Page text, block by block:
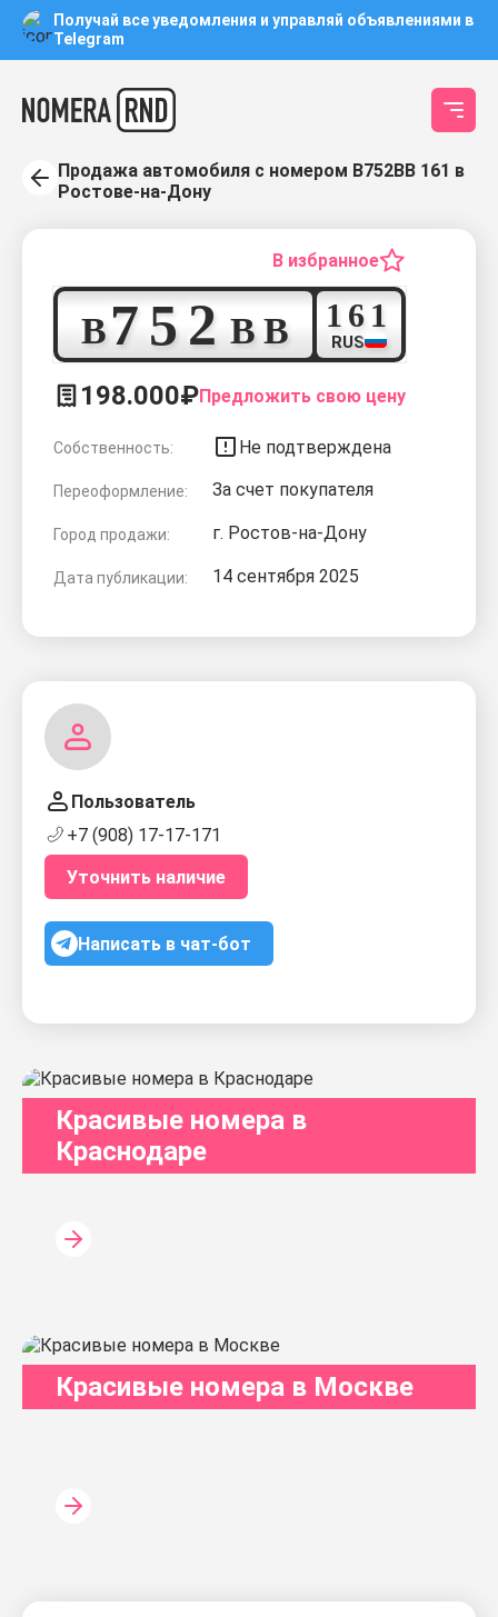
Получай все уведомления и управляй объявлениями в
Telegram
Продажа автомобиля с номером В752ВВ 161 в
Ростове-на-Дону
В избранное
В7
5
2
В
В 1
61
RUS
198.000₽Предложить свою цену
Собственность: Не подтверждена
Переоформление: За счет покупателя
Город продажи: г. Ростов-на-Дону
Дата публикации: 14 сентября 2025
Пользователь
+7 (908) 17-17-171
Уточнить наличие
Написать в чат-бот
Красивые номера в
Краснодаре
Красивые номера в Москве